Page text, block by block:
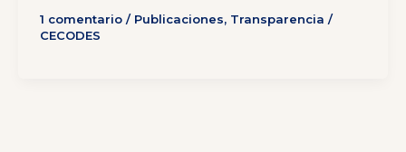
1 comentario / Publicaciones, Transparencia /
CECODES